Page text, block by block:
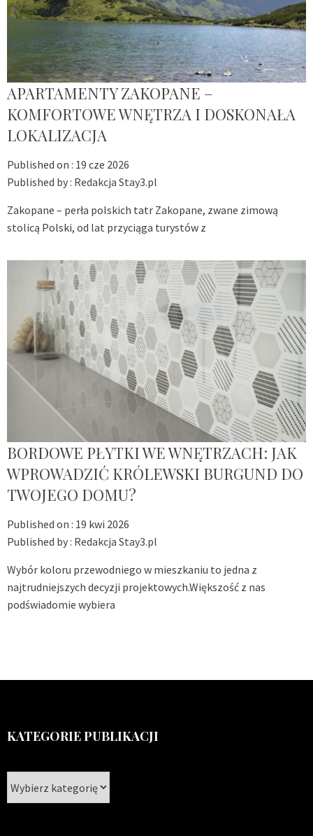
APARTAMENTY ZAKOPANE –
KOMFORTOWE WNĘTRZA I DOSKONAŁA
LOKALIZACJA
Published on : 19 cze 2026
Published by : Redakcja Stay3.pl
Zakopane – perła polskich tatr Zakopane, zwane zimową
stolicą Polski, od lat przyciąga turystów z
BORDOWE PŁYTKI WE WNĘTRZACH: JAK
WPROWADZIĆ KRÓLEWSKI BURGUND DO
TWOJEGO DOMU?
Published on : 19 kwi 2026
Published by : Redakcja Stay3.pl
Wybór koloru przewodniego w mieszkaniu to jedna z
najtrudniejszych decyzji projektowych.Większość z nas
podświadomie wybiera
KATEGORIE PUBLIKACJI
publikacji